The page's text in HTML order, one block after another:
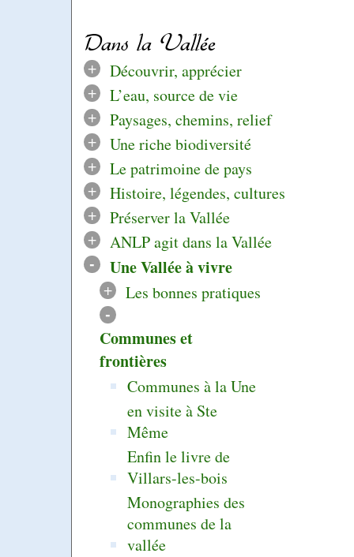
Dans la Vallée
+
Découvrir, apprécier
+
L’eau, source de vie
+
Paysages, chemins, relief
+
Une riche biodiversité
+
Le patrimoine de pays
+
Histoire, légendes, cultures
+
Préserver la Vallée
+
ANLP agit dans la Vallée
- Une Vallée à vivre
+ Les bonnes pratiques
-
Communes et
frontières
Communes à la Une
en visite à Ste
Même
Enfin le livre de
Villars-les-bois
Monographies des
communes de la
vallée